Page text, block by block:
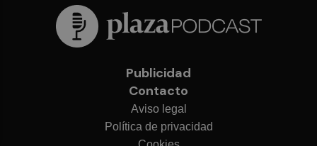
Publicidad
Contacto
Aviso legal
Política de privacidad
Cookies